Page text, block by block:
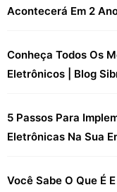
Acontecerá Em 2
Conheça Todos Os
Eletrônicos | Blog
5 Passos Para
Eletrônicas Na Sua
Você Sabe O Que É